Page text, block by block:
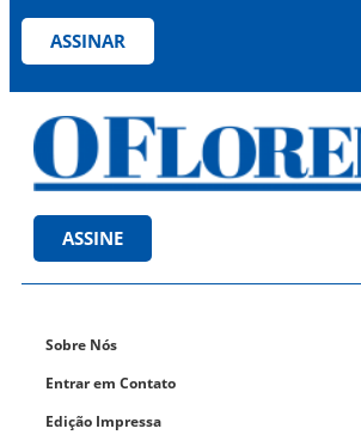
ASSINAR
ASSINE
Sobre Nós
Entrar em Contato
Edição Impressa